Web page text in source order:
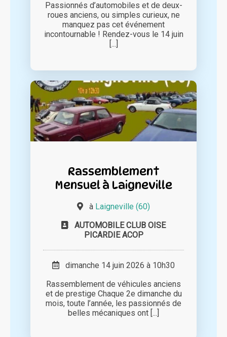
Passionnés d’automobiles et de deux-
roues anciens, ou simples curieux, ne
manquez pas cet événement
incontournable ! Rendez-vous le 14 juin
[...]
Rassemblement
Mensuel à Laigneville
à Laigneville (60)
AUTOMOBILE CLUB OISE
PICARDIE ACOP
dimanche 14 juin 2026 à 10h30
Rassemblement de véhicules anciens
et de prestige Chaque 2e dimanche du
mois, toute l’année, les passionnés de
belles mécaniques ont [...]